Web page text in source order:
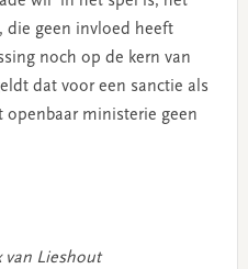
die geen invloed heeft
noch op de kern van
dat voor een sanctie als
ministerie geen
van Lieshout